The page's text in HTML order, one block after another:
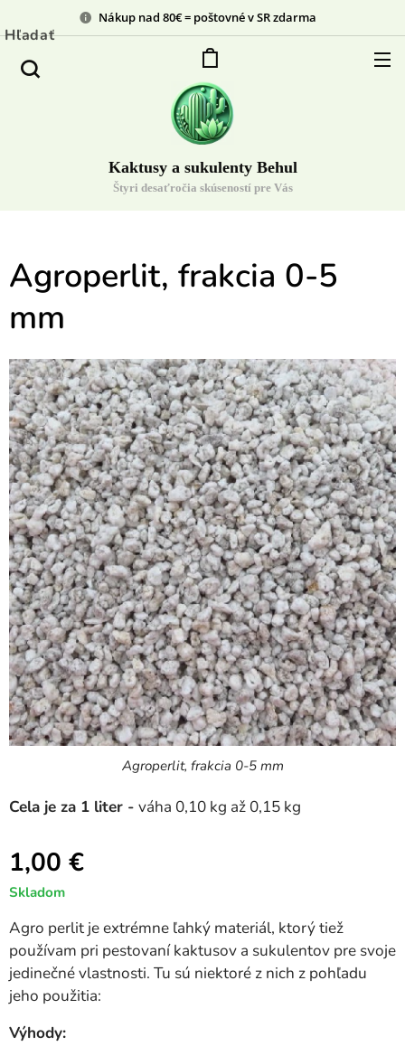
Nákup nad 80€ = poštovné v SR zdarma
Kaktusy a sukulenty Behul
Štyri desaťročia skúseností pre Vás
Hľadať
Agroperlit, frakcia 0-5
mm
Agroperlit, frakcia 0-5 mm
Cela je za 1 liter - váha 0,10 kg až 0,15 kg
1,00 €
Skladom
Agro perlit je extrémne ľahký materiál, ktorý tiež
používam pri pestovaní kaktusov a sukulentov pre svoje
jedinečné vlastnosti. Tu sú niektoré z nich z pohľadu
jeho použitia:
Výhody: